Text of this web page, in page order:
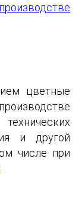
производстве
цветные
и другой
числе при